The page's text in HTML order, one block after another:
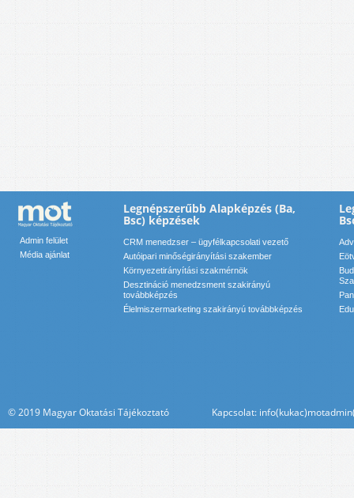
Admin felület
Média ajánlat
Legnépszerűbb Alapképzés (Ba,
Bsc) képzések
CRM menedzser – ügyfélkapcsolati vezető
Autóipari minőségirányítási szakember
Környezetirányítási szakmérnök
Desztináció menedzsment szakirányú
továbbképzés
Élelmiszermarketing szakirányú továbbképzés
© 2019 Magyar Oktatási Tájékoztató Kapcsolat: